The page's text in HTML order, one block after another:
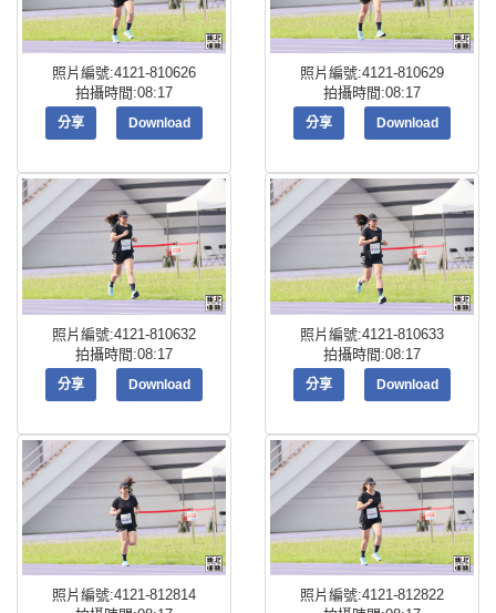
照片編號:4121-810626
拍攝時間:08:17
分享 Download
照片編號:4121-810629
拍攝時間:08:17
分享 Download
照片編號:4121-810632
拍攝時間:08:17
分享 Download
照片編號:4121-810633
拍攝時間:08:17
分享 Download
照片編號:4121-812814
照片編號:4121-812822